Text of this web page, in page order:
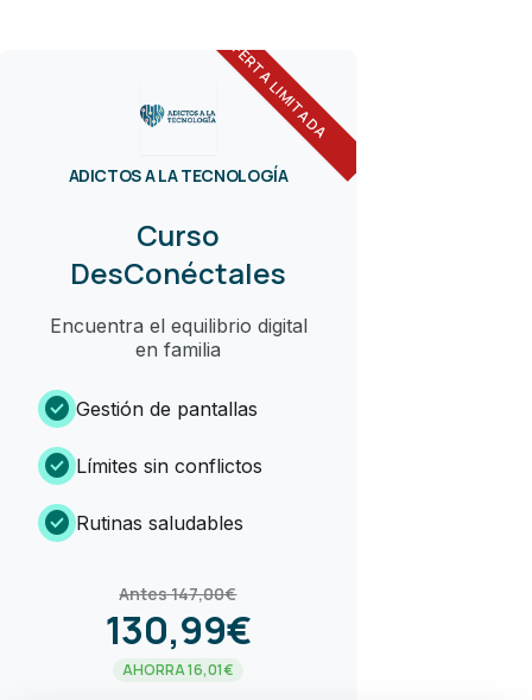
OFERTA LIMITADA
ADICTOS A LA TECNOLOGÍA
Curso
DesConéctales
Encuentra el equilibrio digital
en familia
check_circle Gestión de pantallas
check_circle Límites sin conflictos
check_circle Rutinas saludables
Antes 147,00€
130,99€
AHORRA 16,01€